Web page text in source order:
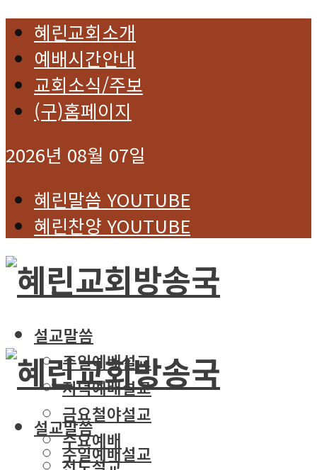
혜린교회소개
예배시간안내
교회소식/주보
(구)홈페이지
2026년 08월 07일
혜린말씀 YOUTUBE
혜린찬양 YOUTUBE
설교말씀
주일예배설교
저녁예배설교
금요철야설교
수요예배
설교말씀
주일예배설교